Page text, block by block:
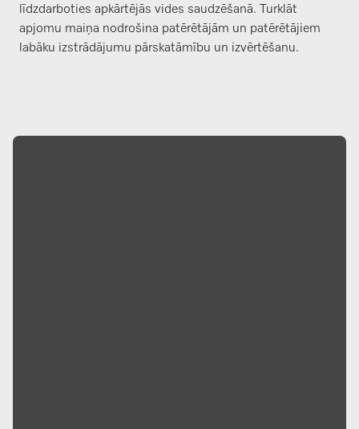
līdzdarboties apkārtējās vides saudzēšanā. Turklāt
apjomu maiņa nodrošina patērētājām un patērētājiem
labāku izstrādājumu pārskatāmību un izvērtēšanu.